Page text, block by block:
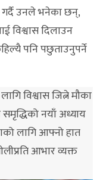
उनले भनेका छन्,
विश्वास दिलाउन
पनि पछुताउनुपर्ने
विश्वास जित्ने मौका
नयाँ अध्याय
लागि आफ्नो हात
आभार व्यक्त